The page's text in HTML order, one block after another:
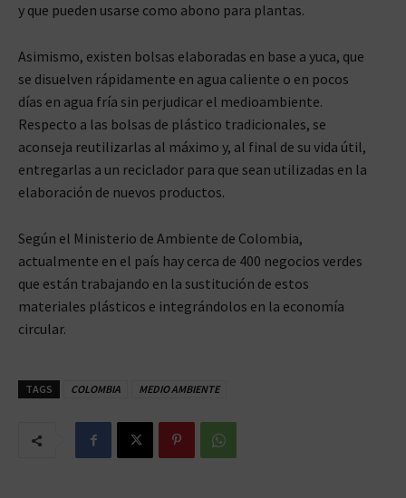
y que pueden usarse como abono para plantas.
Asimismo, existen bolsas elaboradas en base a yuca, que
se disuelven rápidamente en agua caliente o en pocos
días en agua fría sin perjudicar el medioambiente.
Respecto a las bolsas de plástico tradicionales, se
aconseja reutilizarlas al máximo y, al final de su vida útil,
entregarlas a un reciclador para que sean utilizadas en la
elaboración de nuevos productos.
Según el Ministerio de Ambiente de Colombia,
actualmente en el país hay cerca de 400 negocios verdes
que están trabajando en la sustitución de estos
materiales plásticos e integrándolos en la economía
circular.
TAGS COLOMBIA MEDIO AMBIENTE